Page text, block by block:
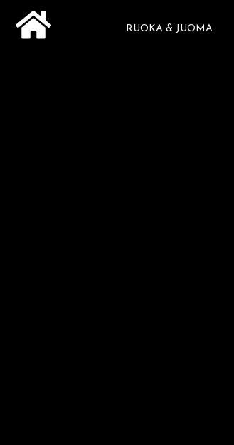
Siirry
sisältöön
RUOKA & JUOMA